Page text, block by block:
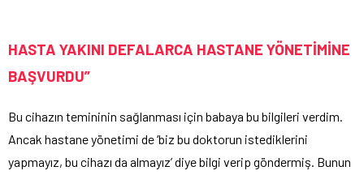
HASTA YAKINI DEFALARCA HASTANE YÖNETİMİNE
BAŞVURDU”
Bu cihazın temininin sağlanması için babaya bu bilgileri verdim.
Ancak hastane yönetimi de ‘biz bu doktorun istediklerini
yapmayız, bu cihazı da almayız’ diye bilgi verip göndermiş. Bunun